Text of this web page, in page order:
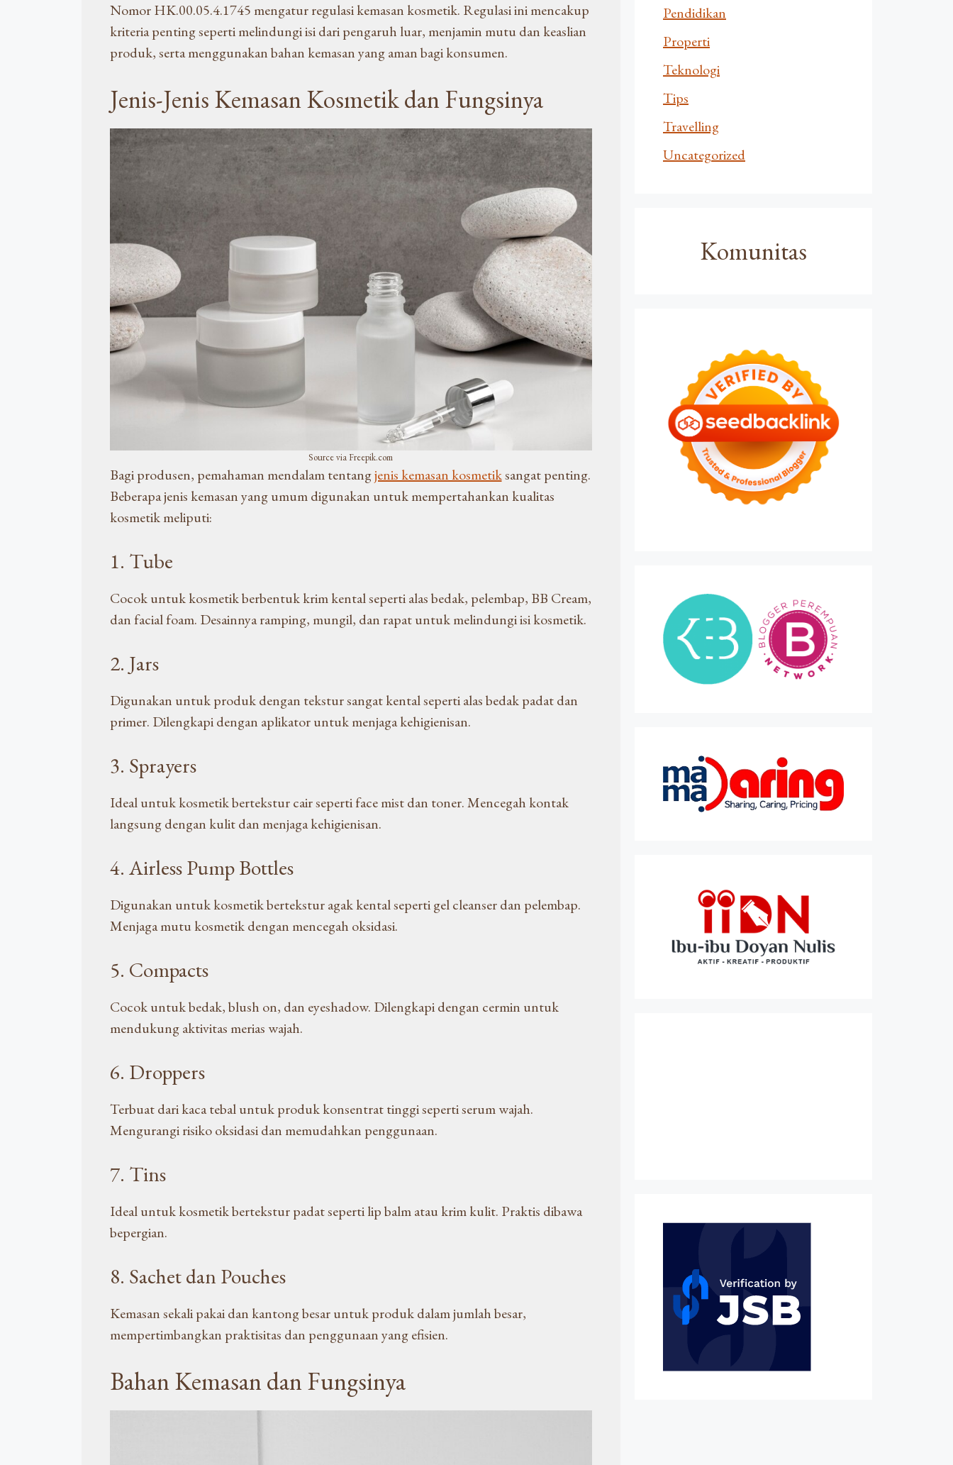
Nomor HK.00.05.4.1745 mengatur regulasi kemasan kosmetik. Regulasi ini mencakup
kriteria penting seperti melindungi isi dari pengaruh luar, menjamin mutu dan keaslian
produk, serta menggunakan bahan kemasan yang aman bagi konsumen.
Jenis-Jenis Kemasan Kosmetik dan Fungsinya
Source via Freepik.com
Bagi produsen, pemahaman mendalam tentangjenis kemasan kosmetiksangat penting.
Beberapa jenis kemasan yang umum digunakan untuk mempertahankan kualitas
kosmetik meliputi:
1. Tube
Cocok untuk kosmetik berbentuk krim kental seperti alas bedak, pelembap, BB Cream,
dan facial foam. Desainnya ramping, mungil, dan rapat untuk melindungi isi kosmetik.
2. Jars
Digunakan untuk produk dengan tekstur sangat kental seperti alas bedak padat dan
primer. Dilengkapi dengan aplikator untuk menjaga kehigienisan.
3. Sprayers
Ideal untuk kosmetik bertekstur cair seperti face mist dan toner. Mencegah kontak
langsung dengan kulit dan menjaga kehigienisan.
4. Airless Pump Bottles
Digunakan untuk kosmetik bertekstur agak kental seperti gel cleanser dan pelembap.
Menjaga mutu kosmetik dengan mencegah oksidasi.
5. Compacts
Cocok untuk bedak, blush on, dan eyeshadow. Dilengkapi dengan cermin untuk
mendukung aktivitas merias wajah.
6. Droppers
Terbuat dari kaca tebal untuk produk konsentrat tinggi seperti serum wajah.
Mengurangi risiko oksidasi dan memudahkan penggunaan.
7. Tins
Ideal untuk kosmetik bertekstur padat seperti lip balm atau krim kulit. Praktis dibawa
bepergian.
8. Sachet dan Pouches
Kemasan sekali pakai dan kantong besar untuk produk dalam jumlah besar,
mempertimbangkan praktisitas dan penggunaan yang efisien.
Bahan Kemasan dan Fungsinya
Pendidikan
Properti
Teknologi
Tips
Travelling
Uncategorized
Komunitas